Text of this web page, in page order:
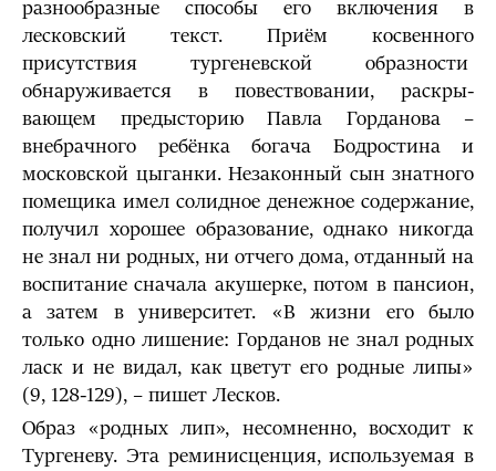
разнообразные способы его включения в
лесковский текст. Приём косвенного
присутствия тургеневской образности
обнаруживается в повествовании, раскры­
вающем предысторию Павла Горданова –
внебрачного ре­бёнка богача Бодростина и
московской цыганки. Незаконный сын знатного
помещика имел солидное денежное содержание,
получил хорошее образо­вание, однако никогда
не знал ни родных, ни отчего дома, отданный на
воспитание сначала акушерке, по­том в пансион,
а затем в университет. «В жизни его было
только одно лишение: Горданов не знал родных
ласк и не видал, как цветут его родные липы»
(9, 128-129), – пишет Лесков.
Образ «родных лип», несомненно, восходит к
Тургеневу. Эта реминисценция, используемая в